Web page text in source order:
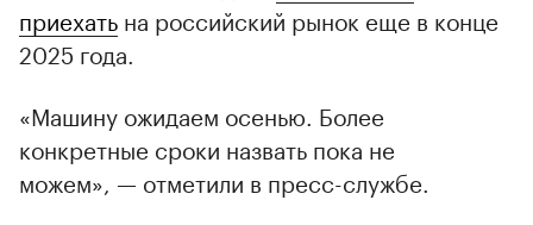
приехать на российский рынок еще в конце
2025 года.
«Машину ожидаем осенью. Более
конкретные сроки назвать пока не
можем», — отметили в пресс-службе.